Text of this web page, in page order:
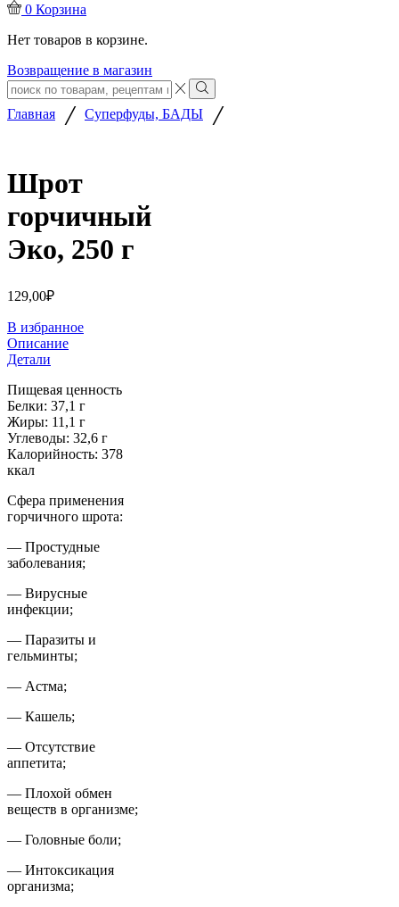
0 Корзина
Нет товаров в корзине.
Возвращение в магазин
Search
input
Search
Главная / Суперфуды, БАДЫ /
Шрот
горчичный
Эко, 250 г
129,00₽
В избранное
Описание
Детали
Пищевая ценность
Белки: 37,1 г
Жиры: 11,1 г
Углеводы: 32,6 г
Калорийность: 378
ккал
Сфера применения
горчичного шрота:
— Простудные
заболевания;
— Вирусные
инфекции;
— Паразиты и
гельминты;
— Астма;
— Кашель;
— Отсутствие
аппетита;
— Плохой обмен
веществ в организме;
— Головные боли;
— Интоксикация
организма;